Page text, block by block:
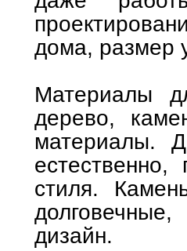
дома, размер
Материалы
дерево,
материалы.
естественно,
стиля.
дизайн.